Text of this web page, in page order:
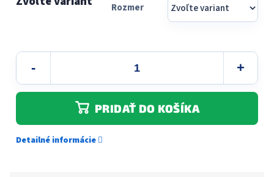
Rozmer
PRIDAŤ DO KOŠÍKA
Detailné informácie